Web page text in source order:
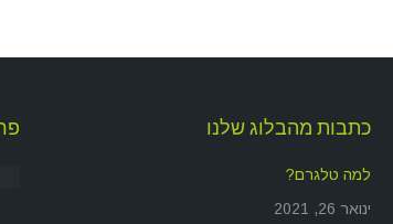
כתבות מהבלוג שלנו
למה טלגרם?
ינואר 26, 2021